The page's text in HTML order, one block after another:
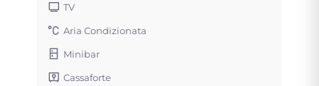
TV
Aria Condizionata
Minibar
Cassaforte